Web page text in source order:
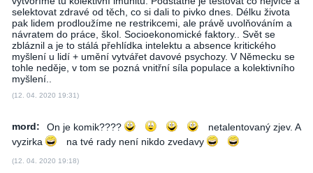
selektovat zdravé od těch, co si dali to pivko dnes. Délku života
pak lidem prodloužíme ne restrikcemi, ale právě uvolňováním a
návratem do práce, škol. Socioekonomické faktory.. Svět se
zbláznil a je to stálá přehlídka intelektu a absence kritického
myšlení u lidí + umění vytvářet davové psychozy. V Německu se
tohle neděje, v tom se pozná vnitřní síla populace a kolektivního
myšlení..
(12. 04. 2020 19:31)
mord: On je komik????
netalentovaný zjev. A
vyzirka
na tvé rady není nikdo zvedavy
(12. 04. 2020 19:18)